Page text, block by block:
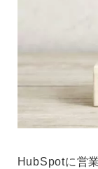
HubSpotに営